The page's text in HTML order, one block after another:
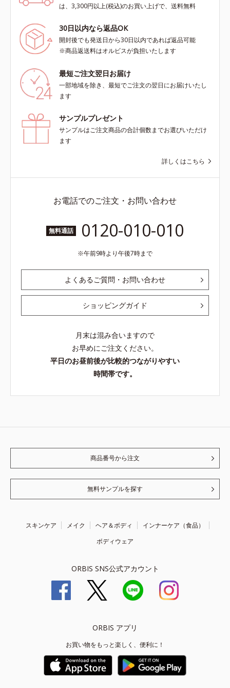
は、3,300円以上(税込)のお買い上げで、送料無料
30日以内なら返品OK
開封後でも発送日から30日以内であれば返品可能
※商品返送料はオルビスが負担いたします
最短ご注文翌日お届け
一部地域を除き、最短でご注文の翌日にお届けいたし
ます
サンプルプレゼント
サンプルはご注文商品の合計個数までお選びいただけ
ます
詳しくはこちら
お電話でのご注文・お問い合わせ
無料通話 0120-010-010
午前9時より午後7時まで
よくあるご質問・お問い合わせ
ショッピングガイド
月末は混み合いますので
お早めにご注文ください。
平日のお昼前後が比較的つながりやすい
時間帯です。
商品番号から注文
無料サンプルを探す
スキンケア メイク ヘア＆ボディ
インナーケア（食品）
ボディウェア
ORBIS SNS公式アカウント
ORBIS アプリ
お買い物をもっと楽しく、便利に！